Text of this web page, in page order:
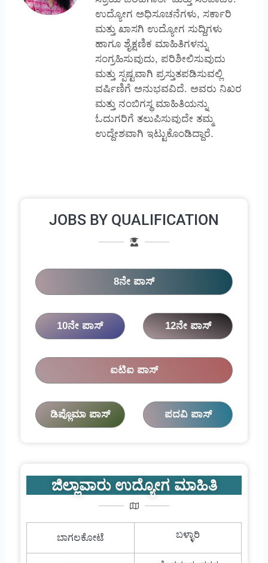
ಉದ್ಯೋಗ ಅಧಿಸೂಚನೆಗಳು, ಸರ್ಕಾರಿ
ಮತ್ತು ಖಾಸಗಿ ಉದ್ಯೋಗ ಸುದ್ದಿಗಳು
ಹಾಗೂ ಶೈಕ್ಷಣಿಕ ಮಾಹಿತಿಗಳನ್ನು
ಸಂಗ್ರಹಿಸುವುದು, ಪರಿಶೀಲಿಸುವುದು
ಮತ್ತು ಸ್ಪಷ್ಟವಾಗಿ ಪ್ರಸ್ತುತಪಡಿಸುವಲ್ಲಿ
ವರ್ಷಿಣಿಗೆ ಅನುಭವವಿದೆ. ಅವರು ನಿಖರ
ಮತ್ತು ನಂಬಿಗಸ್ಥ ಮಾಹಿತಿಯನ್ನು
ಓದುಗರಿಗೆ ತಲುಪಿಸುವುದೇ ತಮ್ಮ
ಉದ್ದೇಶವಾಗಿ ಇಟ್ಟುಕೊಂಡಿದ್ದಾರೆ.
JOBS BY QUALIFICATION
8ನೇ ಪಾಸ್
10ನೇ ಪಾಸ್ 12ನೇ ಪಾಸ್
ಐಟಿಐ ಪಾಸ್
ಡಿಪ್ಲೊಮಾ ಪಾಸ್ ಪದವಿ ಪಾಸ್
ಜಿಲ್ಲಾವಾರು ಉದ್ಯೋಗ ಮಾಹಿತಿ
ಬಾಗಲಕೋಟೆ ಬಳ್ಳಾರಿ